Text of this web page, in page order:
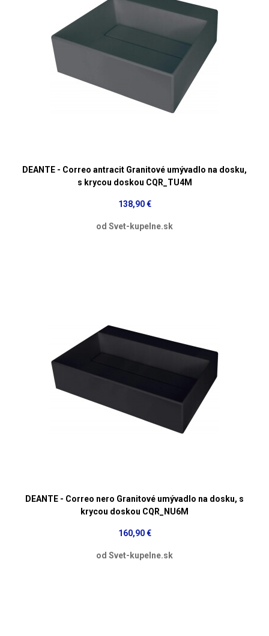
DEANTE - Correo antracit Granitové umývadlo na dosku,
s krycou doskou CQR_TU4M
138,90 €
od Svet-kupelne.sk
DEANTE - Correo nero Granitové umývadlo na dosku, s
krycou doskou CQR_NU6M
160,90 €
od Svet-kupelne.sk